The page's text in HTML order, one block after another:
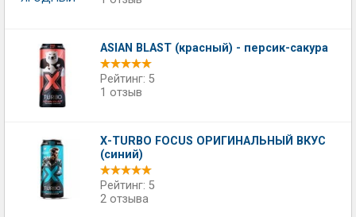
ASIAN BLAST (красный) - персик-сакура
Рейтинг: 5
1 отзыв
Х-TURBO FOCUS ОРИГИНАЛЬНЫЙ ВКУС
(синий)
Рейтинг: 5
2 отзыва